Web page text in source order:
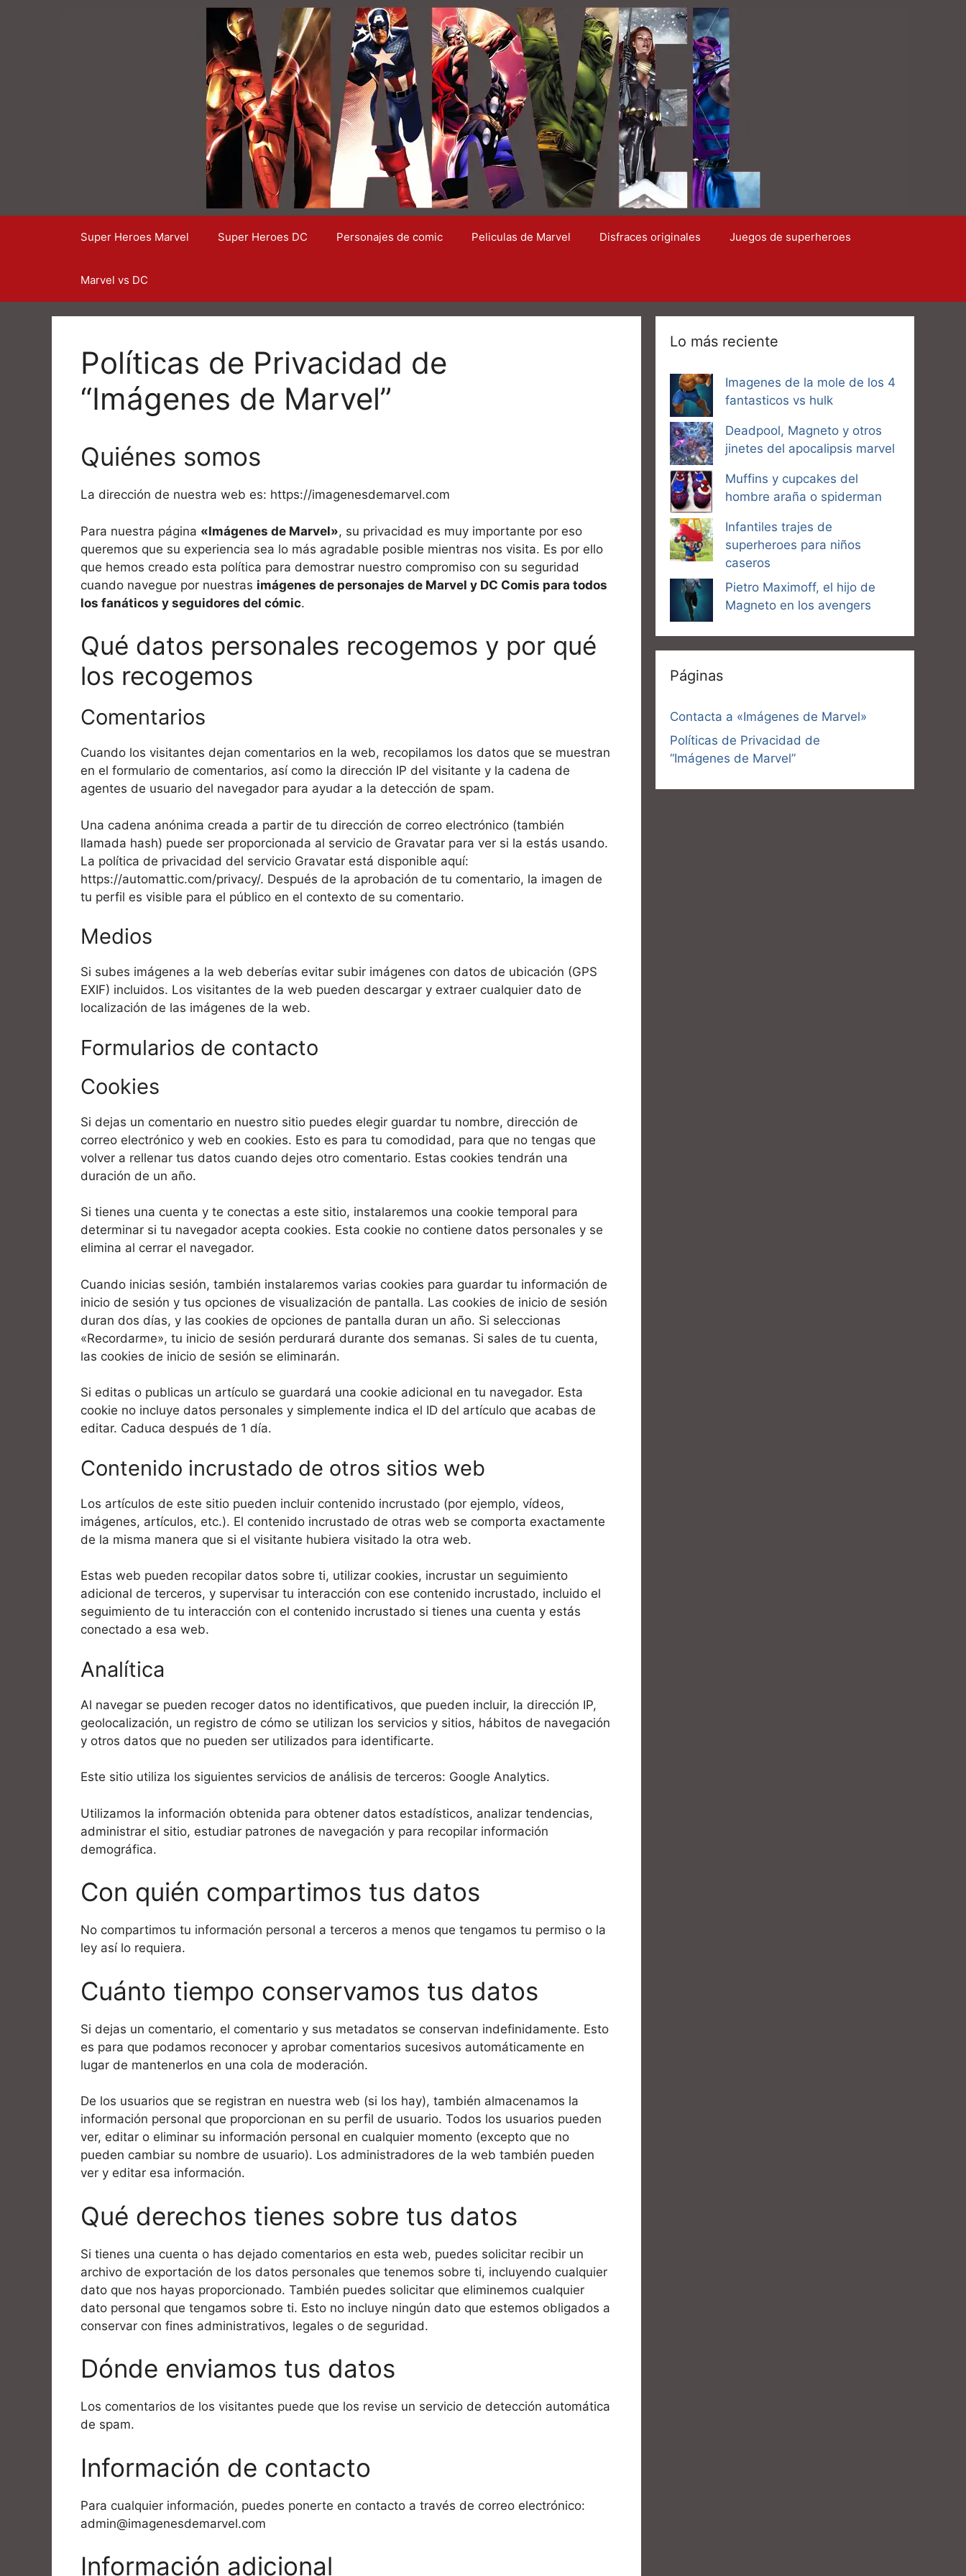
Super Heroes Marvel Super Heroes DC Personajes de comic Peliculas de Marvel Disfraces originales Juegos de superheroes
Marvel vs DC
Políticas de Privacidad de
“Imágenes de Marvel”
Quiénes somos
La dirección de nuestra web es: https://imagenesdemarvel.com
Para nuestra página «Imágenes de Marvel», su privacidad es muy importante por eso
queremos que su experiencia sea lo más agradable posible mientras nos visita. Es por ello
que hemos creado esta política para demostrar nuestro compromiso con su seguridad
cuando navegue por nuestras imágenes de personajes de Marvel y DC Comis para todos
los fanáticos y seguidores del cómic.
Qué datos personales recogemos y por qué
los recogemos
Comentarios
Cuando los visitantes dejan comentarios en la web, recopilamos los datos que se muestran
en el formulario de comentarios, así como la dirección IP del visitante y la cadena de
agentes de usuario del navegador para ayudar a la detección de spam.
Una cadena anónima creada a partir de tu dirección de correo electrónico (también
llamada hash) puede ser proporcionada al servicio de Gravatar para ver si la estás usando.
La política de privacidad del servicio Gravatar está disponible aquí:
https://automattic.com/privacy/. Después de la aprobación de tu comentario, la imagen de
tu perfil es visible para el público en el contexto de su comentario.
Medios
Si subes imágenes a la web deberías evitar subir imágenes con datos de ubicación (GPS
EXIF) incluidos. Los visitantes de la web pueden descargar y extraer cualquier dato de
localización de las imágenes de la web.
Formularios de contacto
Cookies
Si dejas un comentario en nuestro sitio puedes elegir guardar tu nombre, dirección de
correo electrónico y web en cookies. Esto es para tu comodidad, para que no tengas que
volver a rellenar tus datos cuando dejes otro comentario. Estas cookies tendrán una
duración de un año.
Si tienes una cuenta y te conectas a este sitio, instalaremos una cookie temporal para
determinar si tu navegador acepta cookies. Esta cookie no contiene datos personales y se
elimina al cerrar el navegador.
Cuando inicias sesión, también instalaremos varias cookies para guardar tu información de
inicio de sesión y tus opciones de visualización de pantalla. Las cookies de inicio de sesión
duran dos días, y las cookies de opciones de pantalla duran un año. Si seleccionas
«Recordarme», tu inicio de sesión perdurará durante dos semanas. Si sales de tu cuenta,
las cookies de inicio de sesión se eliminarán.
Si editas o publicas un artículo se guardará una cookie adicional en tu navegador. Esta
cookie no incluye datos personales y simplemente indica el ID del artículo que acabas de
editar. Caduca después de 1 día.
Contenido incrustado de otros sitios web
Los artículos de este sitio pueden incluir contenido incrustado (por ejemplo, vídeos,
imágenes, artículos, etc.). El contenido incrustado de otras web se comporta exactamente
de la misma manera que si el visitante hubiera visitado la otra web.
Estas web pueden recopilar datos sobre ti, utilizar cookies, incrustar un seguimiento
adicional de terceros, y supervisar tu interacción con ese contenido incrustado, incluido el
seguimiento de tu interacción con el contenido incrustado si tienes una cuenta y estás
conectado a esa web.
Analítica
Al navegar se pueden recoger datos no identificativos, que pueden incluir, la dirección IP,
geolocalización, un registro de cómo se utilizan los servicios y sitios, hábitos de navegación
y otros datos que no pueden ser utilizados para identificarte.
Este sitio utiliza los siguientes servicios de análisis de terceros: Google Analytics.
Utilizamos la información obtenida para obtener datos estadísticos, analizar tendencias,
administrar el sitio, estudiar patrones de navegación y para recopilar información
demográfica.
Con quién compartimos tus datos
No compartimos tu información personal a terceros a menos que tengamos tu permiso o la
ley así lo requiera.
Cuánto tiempo conservamos tus datos
Si dejas un comentario, el comentario y sus metadatos se conservan indefinidamente. Esto
es para que podamos reconocer y aprobar comentarios sucesivos automáticamente en
lugar de mantenerlos en una cola de moderación.
De los usuarios que se registran en nuestra web (si los hay), también almacenamos la
información personal que proporcionan en su perfil de usuario. Todos los usuarios pueden
ver, editar o eliminar su información personal en cualquier momento (excepto que no
pueden cambiar su nombre de usuario). Los administradores de la web también pueden
ver y editar esa información.
Qué derechos tienes sobre tus datos
Si tienes una cuenta o has dejado comentarios en esta web, puedes solicitar recibir un
archivo de exportación de los datos personales que tenemos sobre ti, incluyendo cualquier
dato que nos hayas proporcionado. También puedes solicitar que eliminemos cualquier
dato personal que tengamos sobre ti. Esto no incluye ningún dato que estemos obligados a
conservar con fines administrativos, legales o de seguridad.
Dónde enviamos tus datos
Los comentarios de los visitantes puede que los revise un servicio de detección automática
de spam.
Información de contacto
Para cualquier información, puedes ponerte en contacto a través de correo electrónico:
admin@imagenesdemarvel.com
Información adicional
Lo más reciente
Imagenes de la mole de los 4
fantasticos vs hulk
Deadpool, Magneto y otros
jinetes del apocalipsis marvel
Muffins y cupcakes del
hombre araña o spiderman
Infantiles trajes de
superheroes para niños
caseros
Pietro Maximoff, el hijo de
Magneto en los avengers
Páginas
Contacta a «Imágenes de Marvel»
Políticas de Privacidad de
“Imágenes de Marvel”